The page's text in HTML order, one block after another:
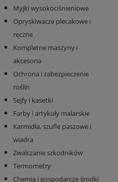
Myjki wysokociśnieniowe
Opryskiwacze plecakowe i
ręczne
Kompletne maszyny i
akcesoria
Ochrona i zabezpieczenie
roślin
Sejfy i kasetki
Farby i artykuły malarskie
Karmidła, szufle paszowe i
wiadra
Zwalczanie szkodników
Termometry
Chemia i gospodarcze środki